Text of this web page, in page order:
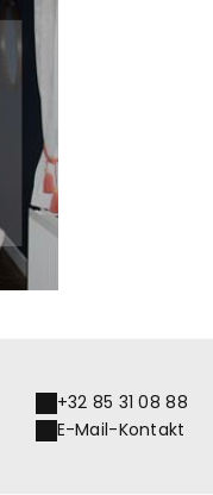
+32 85 31 08 88
E-Mail-Kontakt